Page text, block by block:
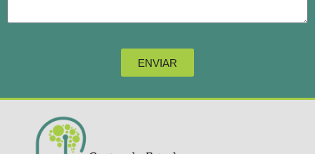
ENVIAR